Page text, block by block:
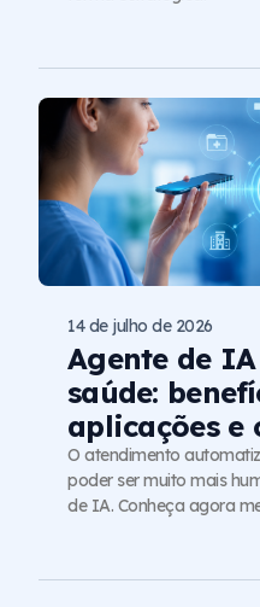
Agente de
saúde:
aplicações e
14 de julho de 2026
O atendimento
poder ser muito mais
de IA. Conheça agora